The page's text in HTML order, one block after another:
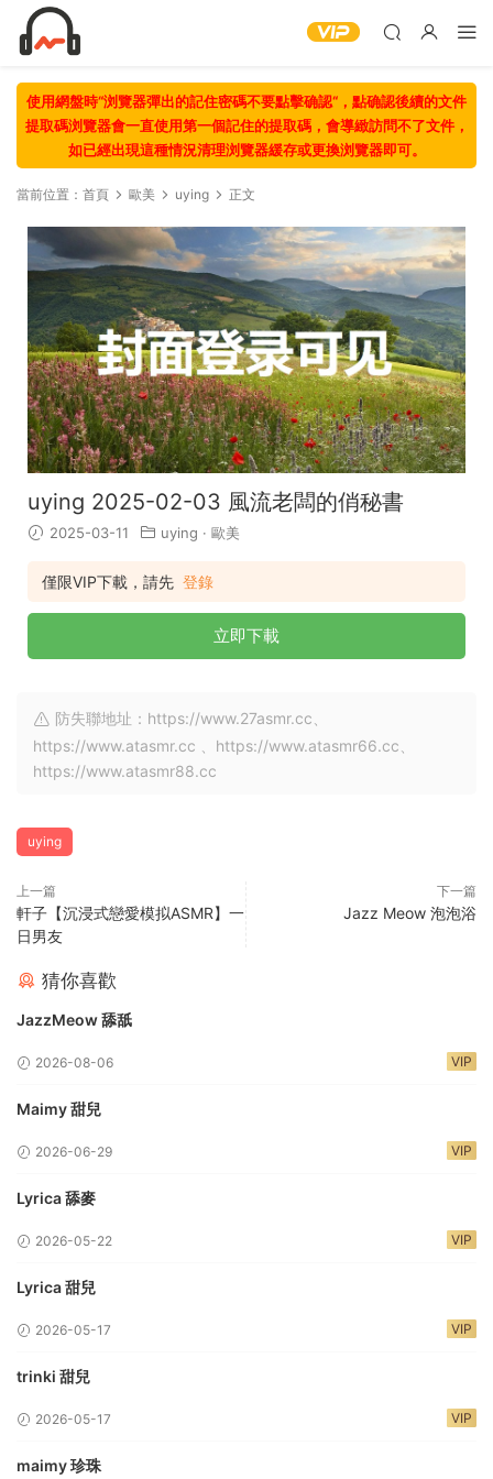
使用網盤時“浏覽器彈出的記住密碼不要點擊确認“，點确認後續的文件
提取碼浏覽器會一直使用第一個記住的提取碼，會導緻訪問不了文件，
如已經出現這種情況清理浏覽器緩存或更換浏覽器即可。
當前位置： 首頁 歐美 uying 正文
uying 2025-02-03 風流老闆的俏秘書
2025-03-11 uying · 歐美
僅限VIP下載，請先 登錄
立即下載
防失聯地址：https://www.27asmr.cc、
https://www.atasmr.cc 、https://www.atasmr66.cc、
https://www.atasmr88.cc
uying
上一篇
軒子【沉浸式戀愛模拟ASMR】一
日男友
下一篇
Jazz Meow 泡泡浴
猜你喜歡
JazzMeow 舔舐
2026-08-06 VIP
Maimy 甜兒
2026-06-29 VIP
Lyrica 舔麥
2026-05-22 VIP
Lyrica 甜兒
2026-05-17 VIP
trinki 甜兒
2026-05-17 VIP
maimy 珍珠